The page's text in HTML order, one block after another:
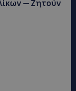
– Ζητούν